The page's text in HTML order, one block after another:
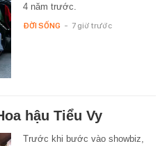
4 năm trước.
ĐỜI SỐNG - 7 giờ trước
hậu Tiểu Vy
Trước khi bước vào showbiz,